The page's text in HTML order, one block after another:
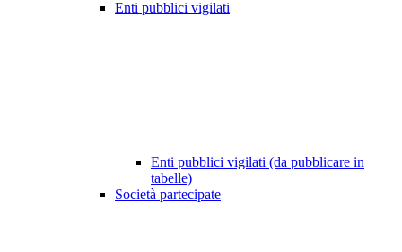
Enti pubblici vigilati
Enti pubblici vigilati (da pubblicare in
tabelle)
Società partecipate